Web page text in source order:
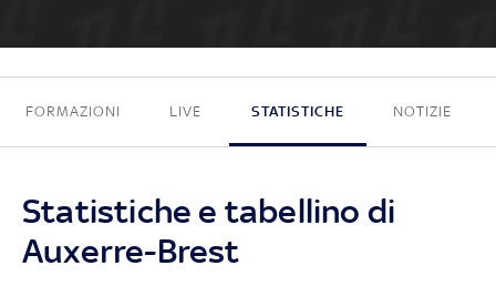
3 - 0
FORMAZIONI LIVE STATISTICHE NOTIZIE
Statistiche e tabellino di
Auxerre-Brest